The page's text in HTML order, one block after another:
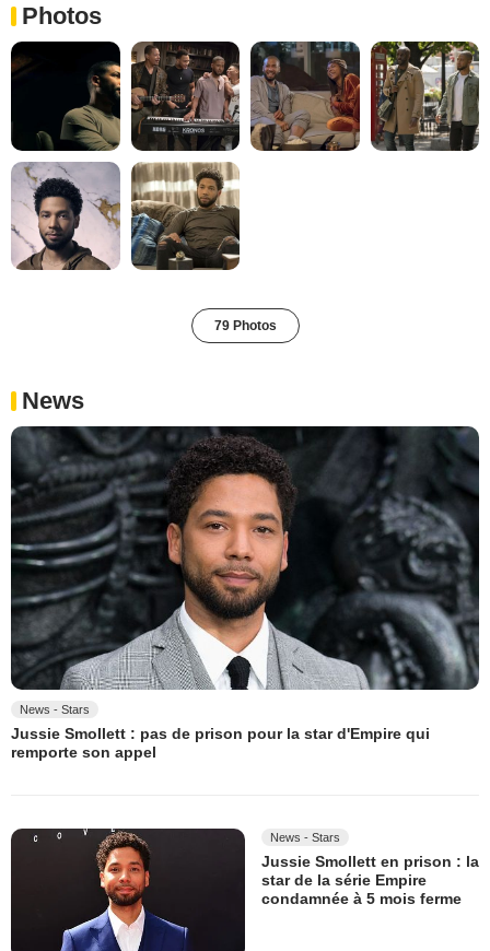
Photos
79 Photos
News
News - Stars
Jussie Smollett : pas de prison pour la star d'Empire qui
remporte son appel
News - Stars
Jussie Smollett en prison : la
star de la série Empire
condamnée à 5 mois ferme